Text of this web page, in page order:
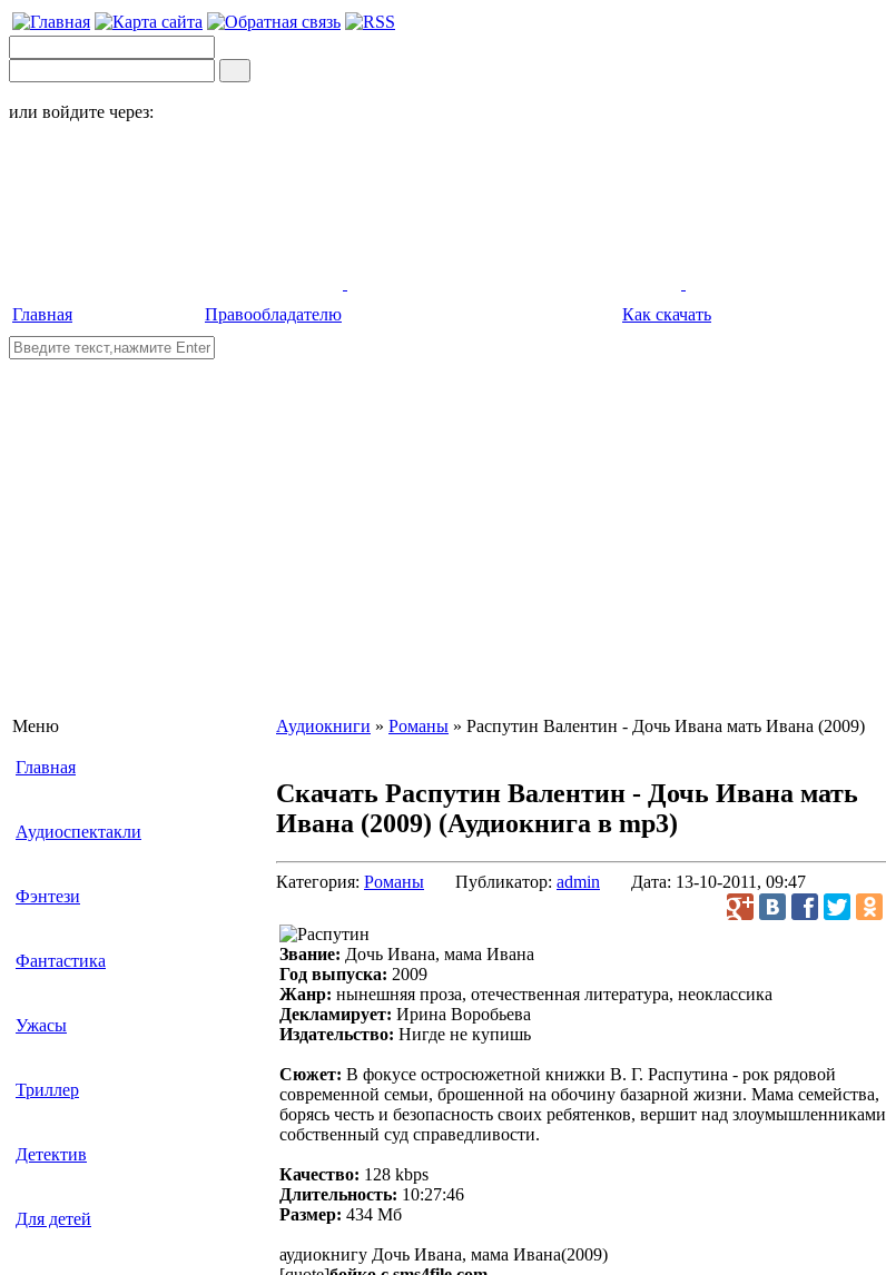
или войдите через:
Главная Правообладателю Как скачать
Меню
Главная
Аудиоспектакли
Фэнтези
Фантастика
Ужасы
Триллер
Детектив
Для детей
Аудиокниги » Романы » Распутин Валентин - Дочь Ивана мать Ивана (2009)
Скачать Распутин Валентин - Дочь Ивана мать
Ивана (2009) (Аудиокнига в mp3)
Категория: Романы Публикатор: admin Дата: 13-10-2011, 09:47
Звание: Дочь Ивана, мама Ивана
Год выпуска: 2009
Жанр: нынешняя проза, отечественная литература, неоклассика
Декламирует: Ирина Воробьева
Издательство: Нигде не купишь
Сюжет: В фокусе остросюжетной книжки В. Г. Распутина - рок рядовой
современной семьи, брошенной на обочину базарной жизни. Мама семейства,
борясь честь и безопасность своих ребятенков, вершит над злоумышленниками
собственный суд справедливости.
Качество: 128 kbps
Длительность: 10:27:46
Размер: 434 Мб
аудиокнигу Дочь Ивана, мама Ивана(2009)